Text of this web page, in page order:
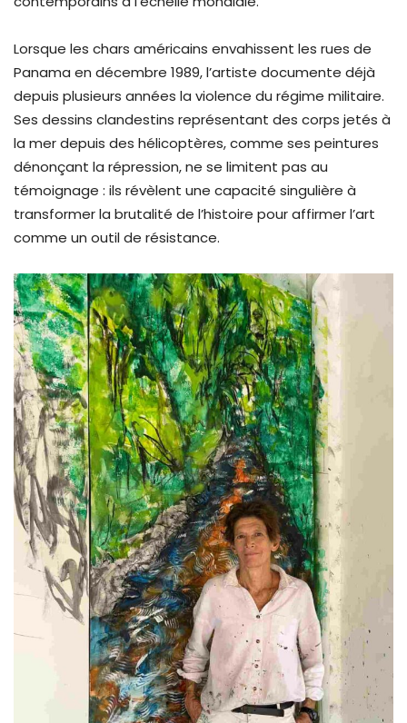
Lorsque les chars américains envahissent les rues de
Panama en décembre 1989, l’artiste documente déjà
depuis plusieurs années la violence du régime militaire.
Ses dessins clandestins représentant des corps jetés à
la mer depuis des hélicoptères, comme ses peintures
dénonçant la répression, ne se limitent pas au
témoignage : ils révèlent une capacité singulière à
transformer la brutalité de l’histoire pour affirmer l’art
comme un outil de résistance.